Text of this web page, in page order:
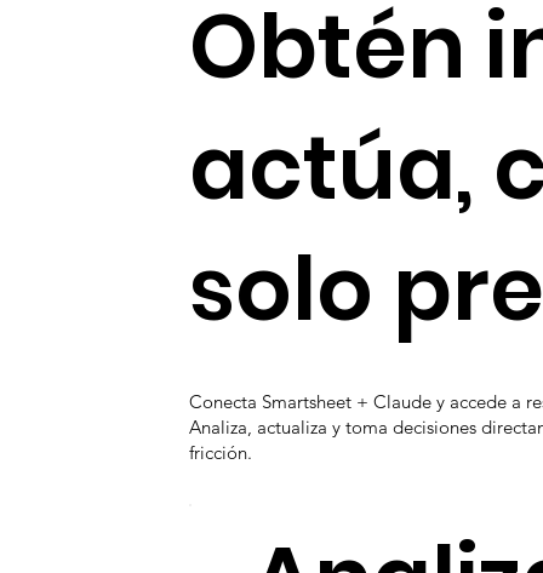
Obtén
actúa,
solo
Conecta Smartsheet + Claude y accede a
Analiza, actualiza y toma decisiones
fricción.